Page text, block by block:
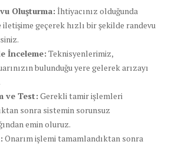
Oluşturma: İhtiyacınız olduğunda
geçerek hızlı bir şekilde randevu
İnceleme: Teknisyenlerimiz,
bulunduğu yere gelerek arızayı
ve Test: Gerekli tamir işlemleri
sonra sistemin sorunsuz
emin oluruz.
Onarım işlemi tamamlandıktan sonra